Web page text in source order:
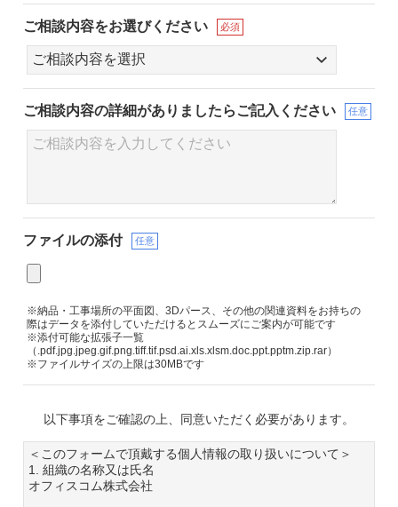
ご相談内容をお選びください 必須
ご相談内容の詳細がありましたらご記入ください 任意
ファイルの添付 任意
※納品・工事場所の平面図、3Dパース、その他の関連資料をお持ちの
際はデータを添付していただけるとスムーズにご案内が可能です
※添付可能な拡張子一覧
（.pdf.jpg.jpeg.gif.png.tiff.tif.psd.ai.xls.xlsm.doc.ppt.pptm.zip.rar）
※ファイルサイズの上限は30MBです
以下事項をご確認の上、同意いただく必要があります。
＜このフォームで頂戴する個人情報の取り扱いについて＞
1. 組織の名称又は氏名
オフィスコム株式会社